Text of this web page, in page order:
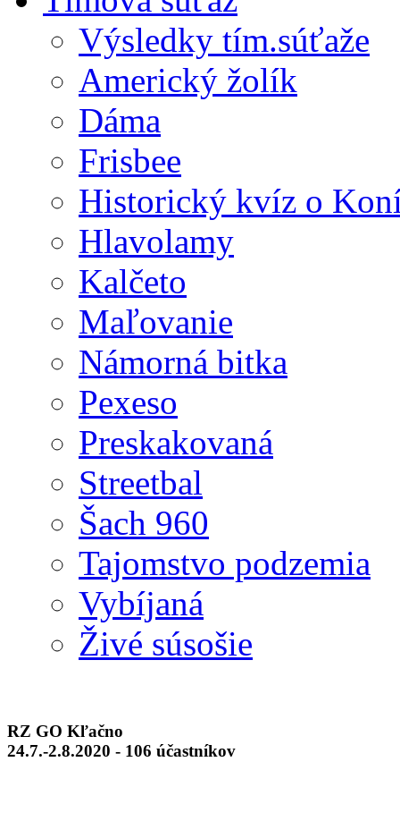
Výsledky tím.súťaže
Americký žolík
Dáma
Frisbee
Historický kvíz o
Hlavolamy
Kalčeto
Maľovanie
Námorná bitka
Pexeso
Preskakovaná
Streetbal
Šach 960
Tajomstvo podzemia
Vybíjaná
Živé súsošie
RZ GO Kľačno
24.7.-2.8.2020 - 106 účastníkov